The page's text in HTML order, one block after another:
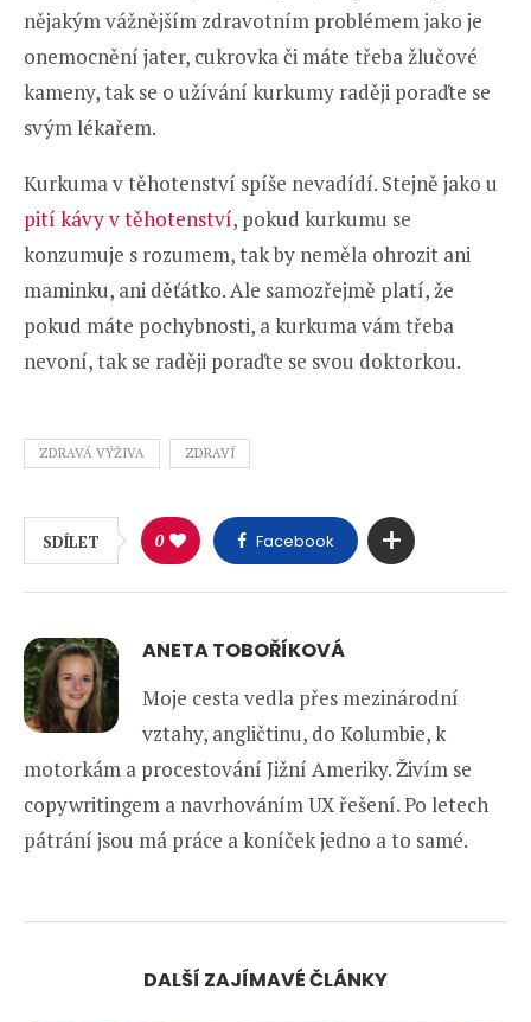
nějakým vážnějším zdravotním problémem jako je
onemocnění jater, cukrovka či máte třeba žlučové
kameny, tak se o užívání kurkumy raději poraďte se
svým lékařem.
Kurkuma v těhotenství spíše nevadídí. Stejně jako u
pití kávy v těhotenství, pokud kurkumu se
konzumuje s rozumem, tak by neměla ohrozit ani
maminku, ani děťátko. Ale samozřejmě platí, že
pokud máte pochybnosti, a kurkuma vám třeba
nevoní, tak se raději poraďte se svou doktorkou.
ZDRAVÁ VÝŽIVA ZDRAVÍ
SDÍLET 0 Facebook
ANETA TOBOŘÍKOVÁ
Moje cesta vedla přes mezinárodní
vztahy, angličtinu, do Kolumbie, k
motorkám a procestování Jižní Ameriky. Živím se
copywritingem a navrhováním UX řešení. Po letech
pátrání jsou má práce a koníček jedno a to samé.
DALŠÍ ZAJÍMAVÉ ČLÁNKY